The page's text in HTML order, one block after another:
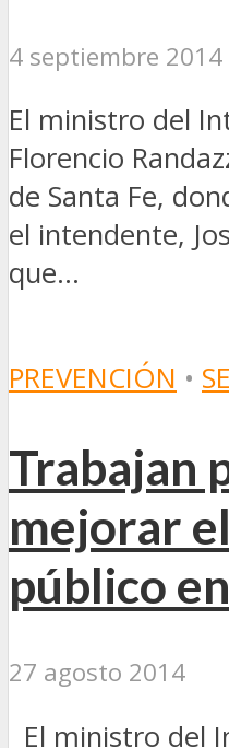
4 septiembre 2014
El ministro del
Florencio
de Santa Fe,
el intendente,
que...
PREVENCIÓN •
Trabajan
mejorar
público
27 agosto 2014
El ministro del